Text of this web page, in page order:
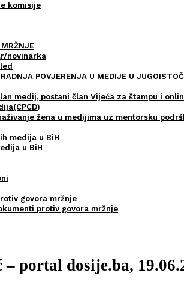
komisije
novinarka
POVJERENJA U MEDIJE U
medij, postani član Vijeća za štampu i
žena u medijima uz mentorsku
medija u BiH
u BiH
govora mržnje
protiv govora mržnje
portal dosije.ba,